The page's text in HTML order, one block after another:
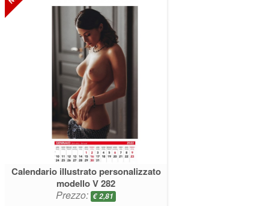
Calendario illustrato personalizzato
modello V 282
Prezzo: €2,81